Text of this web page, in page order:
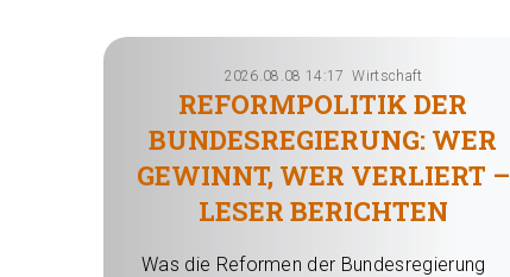
2026.08.08 14:17Wirtschaft
REFORMPOLITIK DER
BUNDESREGIERUNG: WER
GEWINNT, WER VERLIERT –
LESER BERICHTEN
Was die Reformen der Bundesregierung